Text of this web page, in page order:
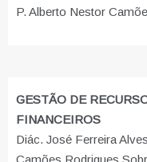
P. Alberto Nestor
GESTÃO DE
FINANCEIROS
Diác. José Ferreira